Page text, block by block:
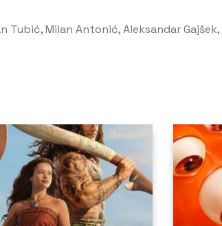
Milan Antonić, Aleksandar